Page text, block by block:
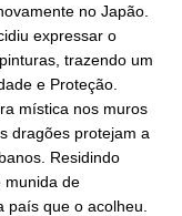
no Japão.
expressar o
trazendo um
e Proteção.
mística nos muros
dragões protejam a
Residindo
munida de
que o acolheu.